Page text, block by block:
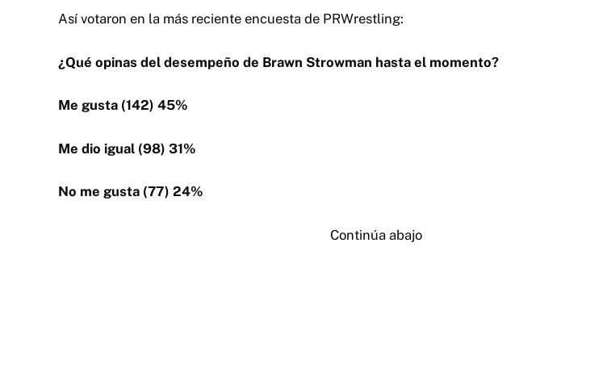
Así votaron en la más reciente encuesta de PRWrestling:
¿Qué opinas del desempeño de Brawn Strowman hasta el momento?
Me gusta (142) 45%
Me dio igual (98) 31%
No me gusta (77) 24%
Continúa abajo